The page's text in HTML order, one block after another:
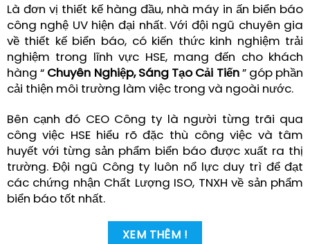
Là đơn vị thiết kế hàng đầu, nhà máy in ấn biển báo
công nghệ UV hiện đại nhất. Với đội ngũ chuyên gia
về thiết kế biển báo, có kiến thức kinh nghiệm trải
nghiệm trong lĩnh vực HSE, mang đến cho khách
hàng “ Chuyên Nghiệp, Sáng Tạo Cải Tiến” góp phần
cải thiện môi trường làm việc trong và ngoài nước.
Bên cạnh đó CEO Công ty là người từng trãi qua
công việc HSE hiểu rõ đặc thù công việc và tâm
huyết với từng sản phẩm biển báo được xuất ra thị
trường. Đội ngũ Công ty luôn nổ lực duy trì để đạt
các chứng nhận Chất Lượng ISO, TNXH về sản phẩm
biển báo tốt nhất.
XEM THÊM !